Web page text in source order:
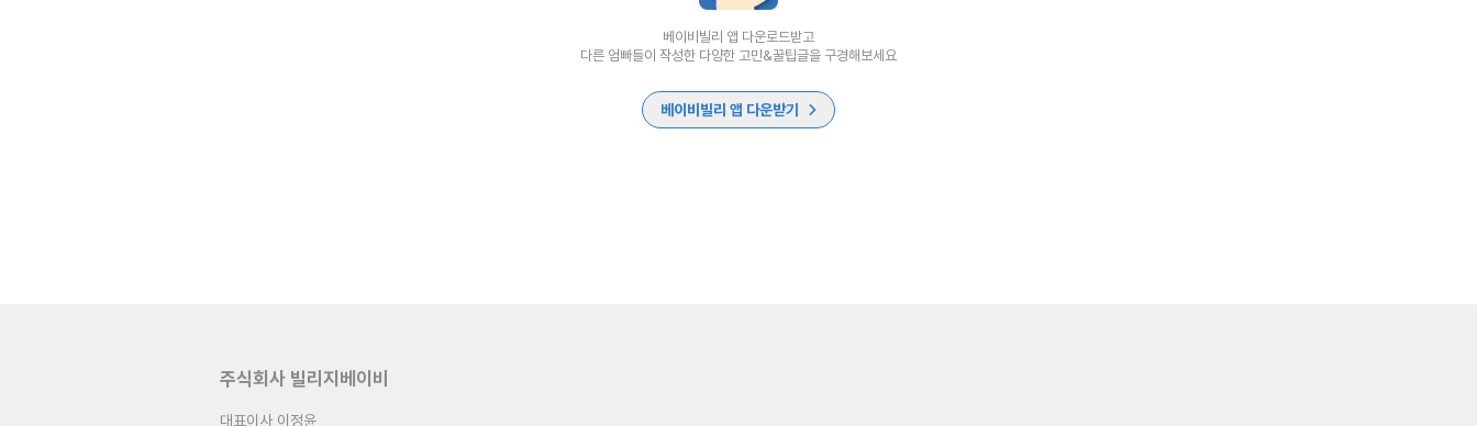
베이비빌리 앱 다운로드받고
다른 엄빠들이 작성한 다양한 고민&꿀팁글을 구경해보세요
베이비빌리 앱 다운받기
주식회사 빌리지베이비
대표이사 이정윤